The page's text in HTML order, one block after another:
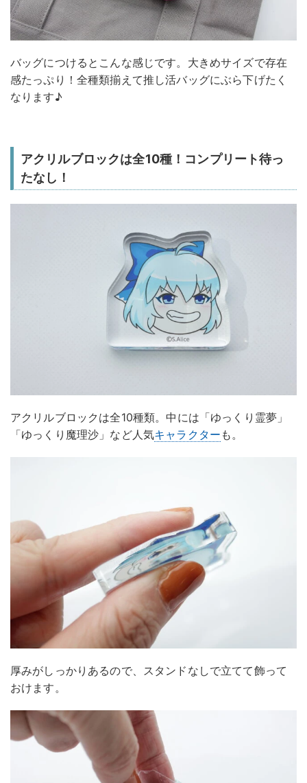
バッグにつけるとこんな感じです。大きめサイズで存在
感たっぷり！全種類揃えて推し活バッグにぶら下げたく
なります♪
アクリルブロックは全10種！コンプリート待っ
たなし！
アクリルブロックは全10種類。中には「ゆっくり霊夢」
「ゆっくり魔理沙」など人気キャラクター も。
厚みがしっかりあるので、スタンドなしで立てて飾って
おけます。